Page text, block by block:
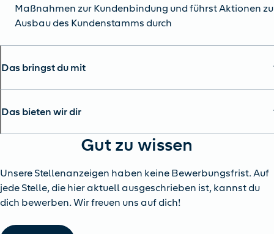
Maßnahmen zur Kundenbindung und führst Aktionen
Ausbau des Kundenstamms durch
Das bringst du mit
Das bieten wir dir
Gut zu wissen
Unsere Stellenanzeigen haben keine Bewerbungsfrist. Auf
jede Stelle, die hier aktuell ausgeschrieben ist, kannst du
dich bewerben. Wir freuen uns auf dich!